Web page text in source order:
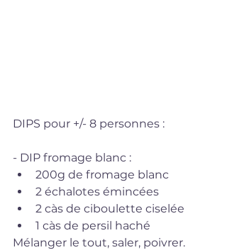
DIPS pour +/- 8 personnes :
- DIP fromage blanc :
200g de fromage blanc
2 échalotes émincées
2 càs de ciboulette ciselée
1 càs de persil haché
Mélanger le tout, saler, poivrer.